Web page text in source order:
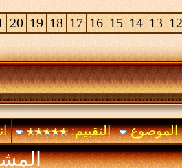
37
38
39
40
41
42
43
44
45